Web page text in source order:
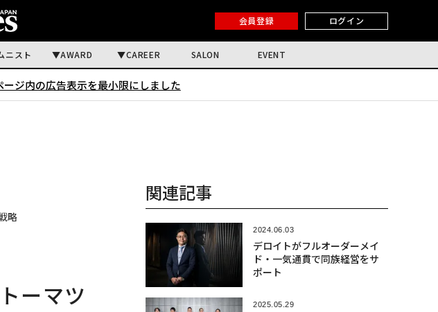
会員登録 ログイン
ニスト AWARD CAREER SALON EVENT
ージ内の広告表示を最小限にしました
略
ーマツ
関連記事
2024.06.03
デロイトがフルオーダーメイ
ド・一気通貫で同族経営をサ
ポート
2025.05.29